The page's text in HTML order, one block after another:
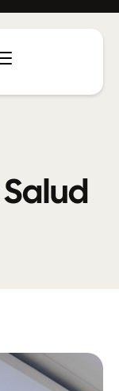
Salud